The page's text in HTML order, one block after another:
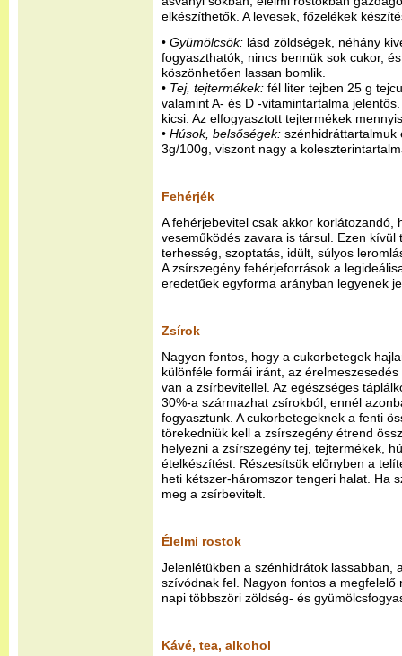
elkészíthetők. A levesek, főzelékek
• Gyümölcsök: lásd zöldségek, néhány
fogyaszthatók, nincs bennük sok cukor,
köszönhetően lassan bomlik.
• Tej, tejtermékek: fél liter tejben 25 g
valamint A- és D -vitamintartalma
kicsi. Az elfogyasztott tejtermékek
• Húsok, belsőségek: szénhidráttartalmuk
3g/100g, viszont nagy a
Fehérjék
A fehérjebevitel csak akkor korlátozandó,
veseműködés zavara is társul. Ezen kívül
terhesség, szoptatás, idült, súlyos
A zsírszegény fehérjeforrások a
eredetűek egyforma arányban legyenek
Zsírok
Nagyon fontos, hogy a cukorbetegek
különféle formái iránt, az
van a zsírbevitellel. Az egészséges
30%-a származhat zsírokból, ennél
fogyasztunk. A cukorbetegeknek a fenti
törekedniük kell a zsírszegény étrend
helyezni a zsírszegény tej, tejtermékek,
ételkészítést. Részesítsük előnyben a
heti kétszer-háromszor tengeri halat. Ha
meg a zsírbevitelt.
Élelmi rostok
Jelenlétükben a szénhidrátok lassabban,
szívódnak fel. Nagyon fontos a megfelelő
napi többszöri zöldség- és
Kávé, tea, alkohol